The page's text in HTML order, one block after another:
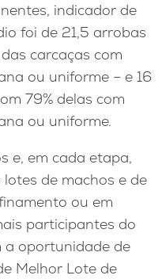
indicador de
foi de 21,5 arrobas
carcaças com
ou uniforme – e 16
79% delas com
ou uniforme.
e, em cada etapa,
de machos e de
ou em
participantes do
a oportunidade de
Melhor Lote de